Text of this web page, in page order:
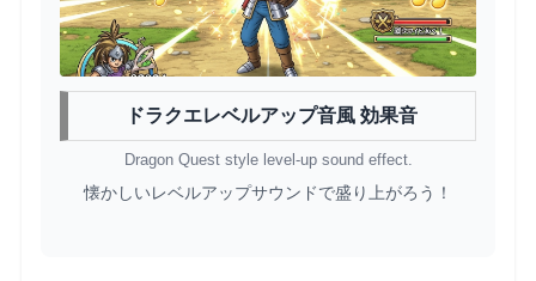
ドラクエレベルアップ音風 効果音
Dragon Quest style level-up sound effect.
懐かしいレベルアップサウンドで盛り上がろう！